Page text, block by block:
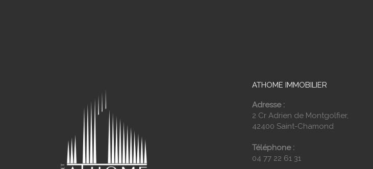
ATHOME IMMOBILIER
Adresse :
2 Cr Adrien de Montgolfier,
42400 Saint-Chamond
Téléphone :
04 77 22 61 31